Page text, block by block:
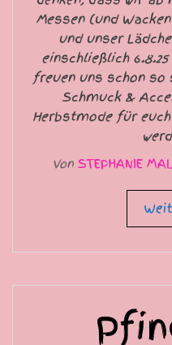
Messen (und
und unser
einschließlich
freuen uns schon so
Schmuck &
Herbstmode für
Von STEPHANIE